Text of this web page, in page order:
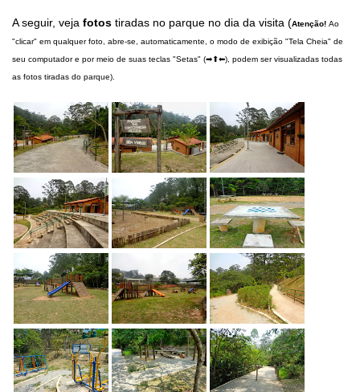
A seguir, veja fotos tiradas no parque no dia da visita (Atenção! Ao
"clicar" em qualquer foto, abre-se, automaticamente, o modo de exibição "Tela Cheia" de
seu computador e por meio de suas teclas "Setas" (➡⬆⬅), podem ser visualizadas todas
as fotos tiradas do parque).